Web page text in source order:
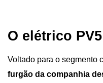
O elétrico PV5
Voltado para o segmento
furgão da companhia